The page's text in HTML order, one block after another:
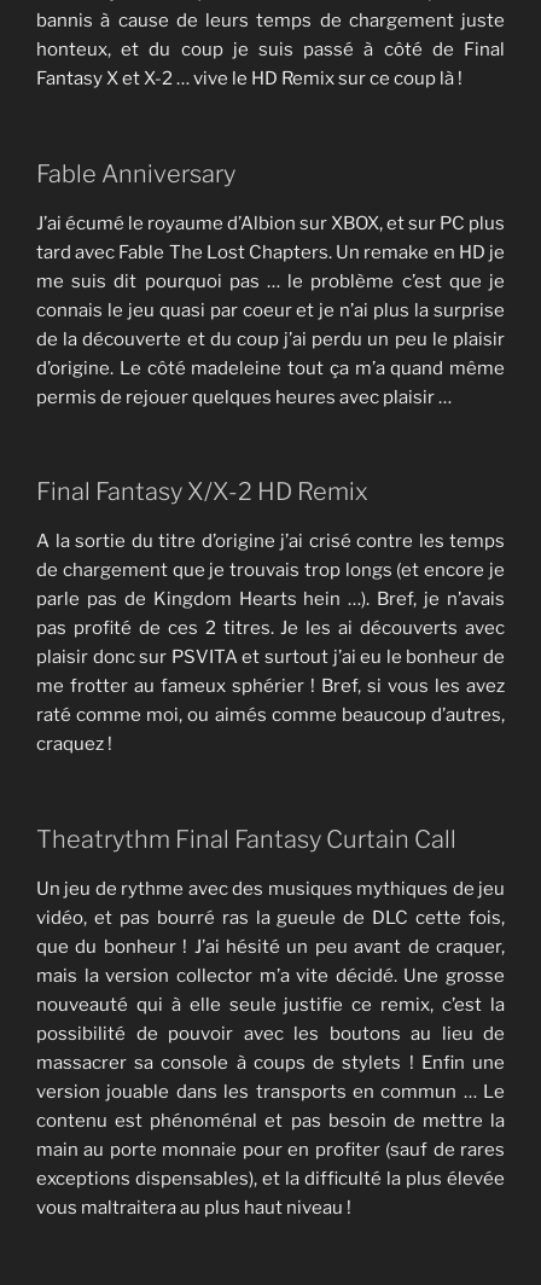
bannis à cause de leurs temps de chargement juste
honteux, et du coup je suis passé à côté de Final
Fantasy X et X-2 … vive le HD Remix sur ce coup là !
Fable Anniversary
J’ai écumé le royaume d’Albion sur XBOX, et sur PC plus
tard avec Fable The Lost Chapters. Un remake en HD je
me suis dit pourquoi pas … le problème c’est que je
connais le jeu quasi par coeur et je n’ai plus la surprise
de la découverte et du coup j’ai perdu un peu le plaisir
d’origine. Le côté madeleine tout ça m’a quand même
permis de rejouer quelques heures avec plaisir …
Final Fantasy X/X-2 HD Remix
A la sortie du titre d’origine j’ai crisé contre les temps
de chargement que je trouvais trop longs (et encore je
parle pas de Kingdom Hearts hein …). Bref, je n’avais
pas profité de ces 2 titres. Je les ai découverts avec
plaisir donc sur PSVITA et surtout j’ai eu le bonheur de
me frotter au fameux sphérier ! Bref, si vous les avez
raté comme moi, ou aimés comme beaucoup d’autres,
craquez !
Theatrythm Final Fantasy Curtain Call
Un jeu de rythme avec des musiques mythiques de jeu
vidéo, et pas bourré ras la gueule de DLC cette fois,
que du bonheur ! J’ai hésité un peu avant de craquer,
mais la version collector m’a vite décidé. Une grosse
nouveauté qui à elle seule justifie ce remix, c’est la
possibilité de pouvoir avec les boutons au lieu de
massacrer sa console à coups de stylets ! Enfin une
version jouable dans les transports en commun … Le
contenu est phénoménal et pas besoin de mettre la
main au porte monnaie pour en profiter (sauf de rares
exceptions dispensables), et la difficulté la plus élevée
vous maltraitera au plus haut niveau !